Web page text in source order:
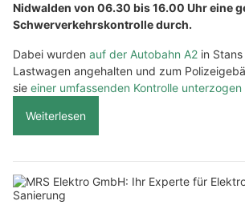
Nidwalden von 06.30 bis 16.00 Uhr eine
Schwerverkehrskontrolle durch.
Dabei wurden auf der Autobahn A2 in
Lastwagen angehalten und zum
sie einer umfassenden Kontrolle unterzogen
Weiterlesen